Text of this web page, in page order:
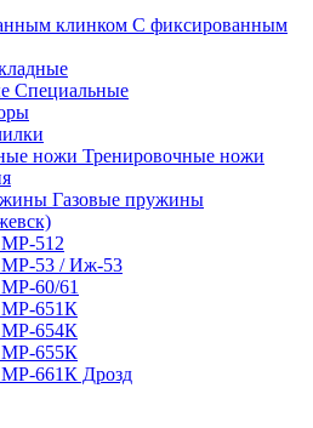
С фиксированным
Специальные
Тренировочные ножи
Газовые пружины
512
53 / Иж-53
60/61
651К
654К
655К
661К Дрозд